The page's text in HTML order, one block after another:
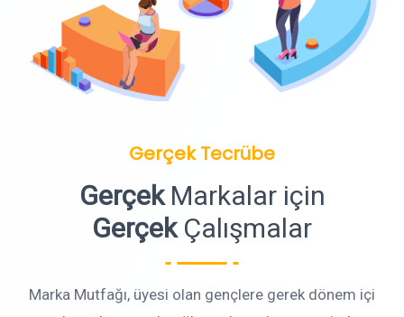
Gerçek Tecrübe
GerçekMarkalar için
GerçekÇalışmalar
Marka Mutfağı, üyesi olan gençlere gerek dönem içi